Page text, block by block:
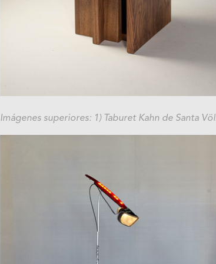
Imágenes superiores: 1) Taburet Kahn de Santa